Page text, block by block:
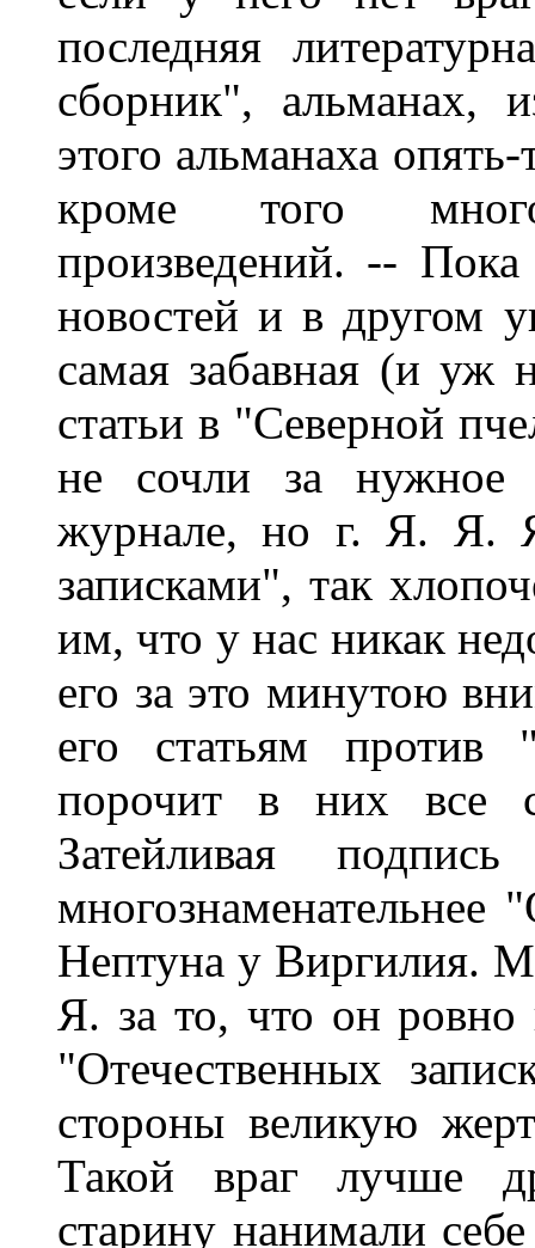
последняя
сборник", альманах,
этого альманаха
кроме того
произведений. --
новостей и в другом
самая забавная (и уж
статьи в "Северной
не сочли за
журнале, но г. Я. Я.
записками", так
им, что у нас никак
его за это минутою
его статьям против
порочит в них все
Затейливая
Нептуна у Виргилия.
Я. за то, что он ровно
"Отечественных
стороны великую
Такой враг лучше
старину нанимали